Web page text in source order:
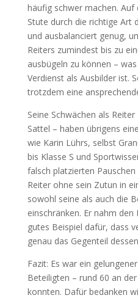
häufig schwer machen. Auf
Stute durch die richtige Art
und ausbalanciert genug,
Reiters zumindest bis zu
ausbügeln zu können –
Verdienst als Ausbilder ist.
trotzdem eine
Seine Schwächen als
Sattel – haben übrigens
wie Karin Lührs, selbst
bis Klasse S und
falsch platzierten
Reiter ohne sein Zutun in
sowohl seine als auch die
einschränken. Er nahm
gutes Beispiel dafür, dass
genau das Gegenteil
Fazit: Es war ein
Beteiligten – rund 60 an
konnten. Dafür bedanken